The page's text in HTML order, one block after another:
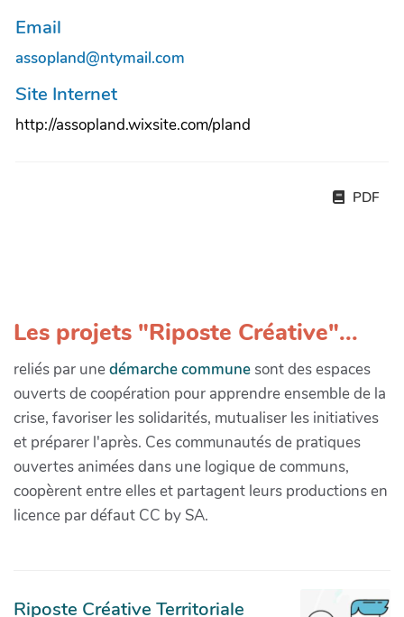
Email
assopland@ntymail.com
Site Internet
http://assopland.wixsite.com/pland
PDF